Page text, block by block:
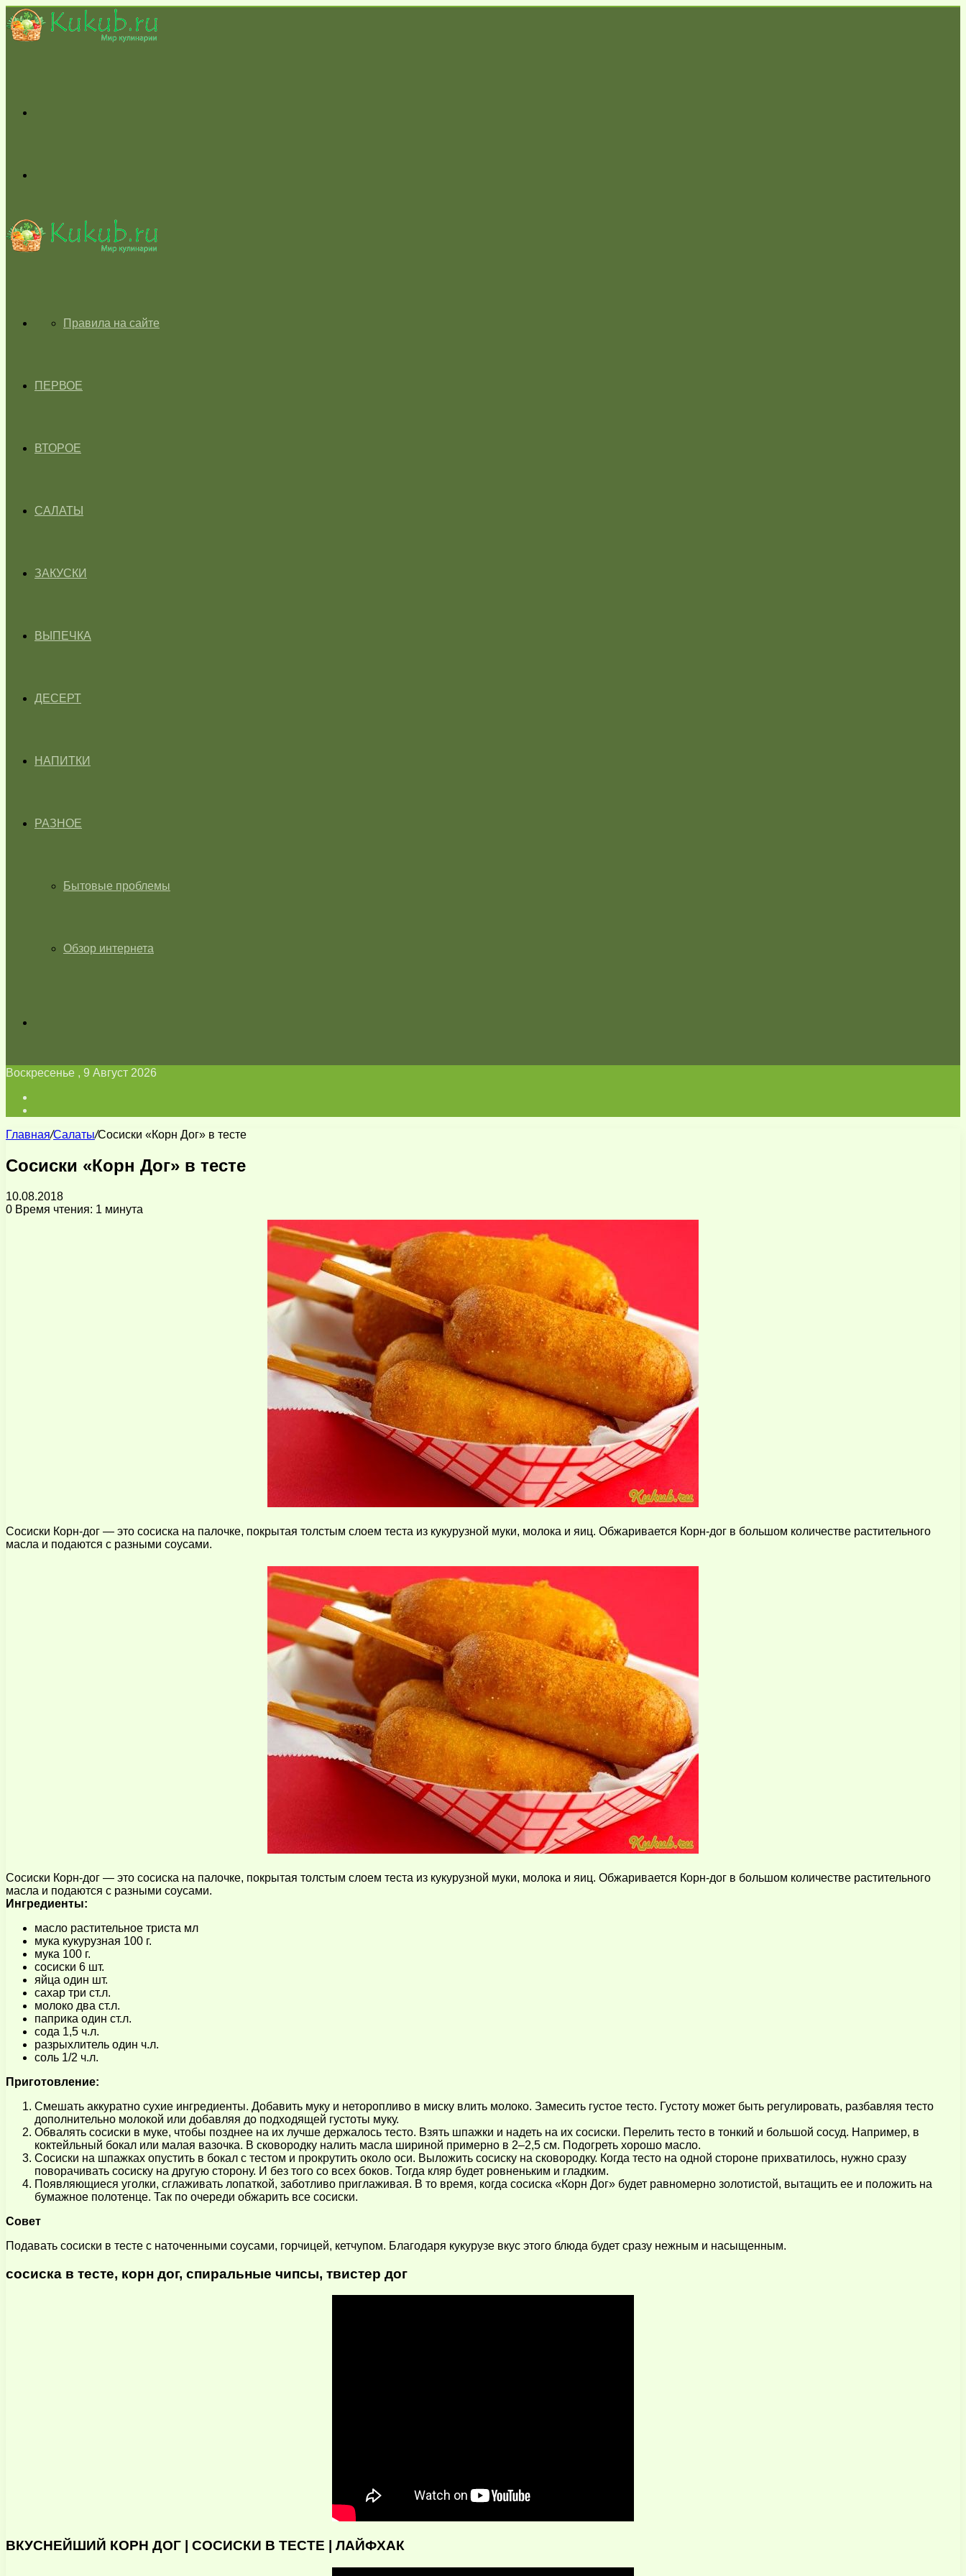
skin
ГЛАВНАЯПравила на сайте
ПЕРВОЕ
ВТОРОЕ
САЛАТЫ
ЗАКУСКИ
ВЫПЕЧКА
ДЕСЕРТ
НАПИТКИ
РАЗНОЕ
Бытовые проблемы
Обзор интернета
Воскресенье , 9 Август 2026
Главная/Салаты/Сосиски «Корн Дог» в тесте
Сосиски «Корн Дог» в тесте
10.08.2018
0 Время чтения: 1 минута
Сосиски Корн-дог — это сосиска на палочке, покрытая толстым слоем теста из кукурузной муки, молока и яиц. Обжаривается Корн-дог в большом количестве растительного
масла и подаются с разными соусами.
Сосиски Корн-дог — это сосиска на палочке, покрытая толстым слоем теста из кукурузной муки, молока и яиц. Обжаривается Корн-дог в большом количестве растительного
масла и подаются с разными соусами.
Ингредиенты:
масло растительное триста мл
мука кукурузная 100 г.
мука 100 г.
сосиски 6 шт.
яйца один шт.
сахар три ст.л.
молоко два ст.л.
паприка один ст.л.
сода 1,5 ч.л.
разрыхлитель один ч.л.
соль 1/2 ч.л.
Приготовление:
Смешать аккуратно сухие ингредиенты. Добавить муку и неторопливо в миску влить молоко. Замесить густое тесто. Густоту может быть регулировать, разбавляя тесто
дополнительно молокой или добавляя до подходящей густоты муку.
Обвалять сосиски в муке, чтобы позднее на их лучше держалось тесто. Взять шпажки и надеть на их сосиски. Перелить тесто в тонкий и большой сосуд. Например, в
коктейльный бокал или малая вазочка. В сковородку налить масла шириной примерно в 2–2,5 см. Подогреть хорошо масло.
Сосиски на шпажках опустить в бокал с тестом и прокрутить около оси. Выложить сосиску на сковородку. Когда тесто на одной стороне прихватилось, нужно сразу
поворачивать сосиску на другую сторону. И без того со всех боков. Тогда кляр будет ровненьким и гладким.
Появляющиеся уголки, сглаживать лопаткой, заботливо приглаживая. В то время, когда сосиска «Корн Дог» будет равномерно золотистой, вытащить ее и положить на
бумажное полотенце. Так по очереди обжарить все сосиски.
Совет
Подавать сосиски в тесте с наточенными соусами, горчицей, кетчупом. Благодаря кукурузе вкус этого блюда будет сразу нежным и насыщенным.
сосиска в тесте, корн дог, спиральные чипсы, твистер дог
ВКУСНЕЙШИЙ КОРН ДОГ | СОСИСКИ В ТЕСТЕ | ЛАЙФХАК